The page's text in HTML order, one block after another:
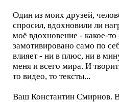
Один из моих друзей,
спросил, вдохновили ли
моё вдохновение - какое-то
замотивировано само по
влияет - ни в плюс, ни в
меня и всего мира. И
то видео, то тексты...
Ваш Константин Смирнов.